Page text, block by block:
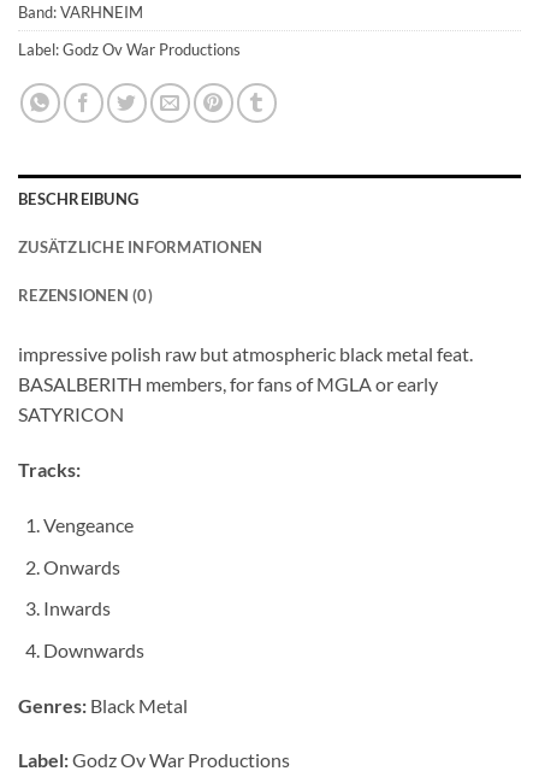
Band: VARHNEIM
Label: Godz Ov War Productions
BESCHREIBUNG
ZUSÄTZLICHE INFORMATIONEN
REZENSIONEN (0)
impressive polish raw but atmospheric black metal feat.
BASALBERITH members, for fans of MGLA or early
SATYRICON
Tracks:
Vengeance
Onwards
Inwards
Downwards
Genres: Black Metal
Label:Godz Ov War Productions